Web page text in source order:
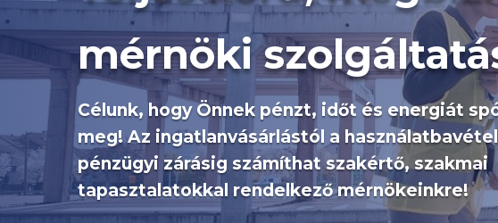
mérnöki
Célunk, hogy Önnek pénzt, időt és energiát
meg! Az ingatlanvásárlástól a
pénzügyi zárásig számíthat szakértő, szakmai
tapasztalatokkal rendelkező mérnökeinkre!